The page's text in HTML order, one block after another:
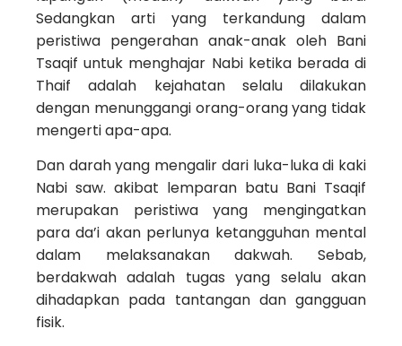
Sedangkan arti yang terkandung dalam
peristiwa pengerahan anak-anak oleh Bani
Tsaqif untuk menghajar Nabi ketika berada di
Thaif adalah kejahatan selalu dilakukan
dengan menunggangi orang-orang yang tidak
mengerti apa-apa.
Dan darah yang mengalir dari luka-luka di kaki
Nabi saw. akibat lemparan batu Bani Tsaqif
merupakan peristiwa yang mengingatkan
para da’i akan perlunya ketangguhan mental
dalam melaksanakan dakwah. Sebab,
berdakwah adalah tugas yang selalu akan
dihadapkan pada tantangan dan gang­guan
fisik.